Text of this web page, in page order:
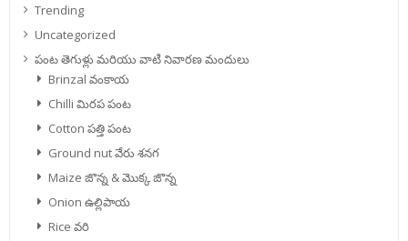
Trending
Uncategorized
పంట తెగుళ్లు మరియు వాటి నివారణ మందులు
Brinzal వంకాయ
Chilli మిరప పంట
Cotton పత్తి పంట
Ground nut వేరు శనగ
Maize జొన్న & మొక్క జొన్న
Onion ఉల్లిపాయ
Rice వరి